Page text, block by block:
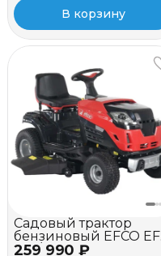
В корзину
259 990 ₽
Садовый трактор
бензиновый EFCO EF
99L/12,5 KM